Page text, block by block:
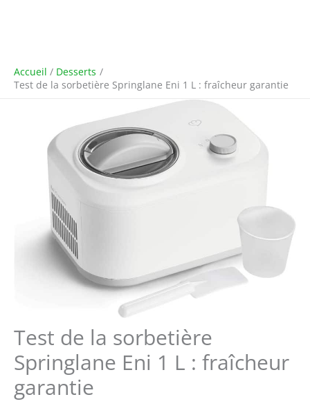
Accueil
Desserts
Test de la sorbetière Springlane Eni 1 L : fraîcheur garantie
Test de la sorbetière
Springlane Eni 1 L : fraîcheur
garantie